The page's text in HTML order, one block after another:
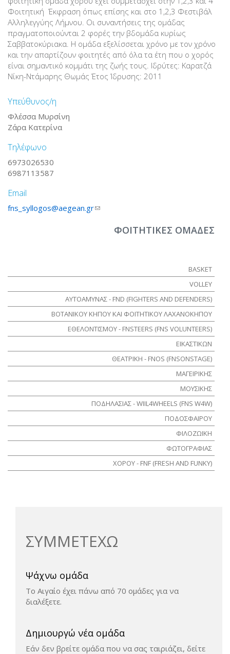
Φοιτητική Έκφραση όπως επίσης και στο 1,2,3 Φεστιβάλ
Αλληλεγγύης Λήμνου. Οι συναντήσεις της ομάδας
πραγματοποιούνται 2 φορές την βδομάδα κυρίως
Σαββατοκύριακα. Η ομάδα εξελίσσεται χρόνο με τον χρόνο
και την απαρτίζουν φοιτητές από όλα τα έτη που ο χορός
είναι σημαντικό κομμάτι της ζωής τους. Ιδρύτες: Καρατζά
Νίκη-Ντάμαρης Θωμάς Έτος Ίδρυσης: 2011
Υπεύθυνος/η
Φλέσσα Μυρσίνη
Ζάρα Κατερίνα
Τηλέφωνο
6973026530
6987113587
Email
fns_syllogos@aegean.gr(link sends e-mail)
ΦΟΙΤΗΤΙΚΕΣ ΟΜΑΔΕΣ
BASKET
VOLLEY
ΑΥΤΟΑΜΥΝΑΣ - FND (FIGHTERS AND DEFENDERS)
ΒΟΤΑΝΙΚΟΥ ΚΗΠΟΥ ΚΑΙ ΦΟΙΤΗΤΙΚΟΥ ΛΑΧΑΝΟΚΗΠΟΥ
ΕΘΕΛΟΝΤΙΣΜΟΥ - FNSTEERS (FNS VOLUNTEERS)
ΕΙΚΑΣΤΙΚΩΝ
ΘΕΑΤΡΙΚΗ - FNOS (FNSONSTAGE)
ΜΑΓΕΙΡΙΚΗΣ
ΜΟΥΣΙΚΗΣ
ΠΟΔΗΛΑΣΙΑΣ - WIIL4WHEELS (FNS W4W)
ΠΟΔΟΣΦΑΙΡΟΥ
ΦΙΛΟΖΩΙΚΗ
ΦΩΤΟΓΡΑΦΙΑΣ
ΧΟΡΟΥ - FNF (FRESH AND FUNKY)
ΣΥΜΜΕΤΕΧΩ
Ψάχνω ομάδα
Το Αιγαίο έχει πάνω από 70 ομάδες για να
διαλέξετε.
Δημιουργώ νέα ομάδα
Εάν δεν βρείτε ομάδα που να σας ταιριάζει, δείτε